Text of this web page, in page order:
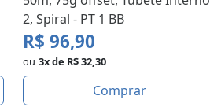
2, Spiral - PT 1 BB
R$ 96,90
ou 3x de R$ 32,30
Comprar